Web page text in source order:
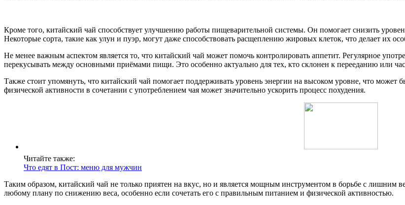
Кроме того, китайский чай способствует улучшению работы пищеварительной системы. Он помогает снизить
Некоторые сорта, такие как улун и пуэр, могут даже способствовать расщеплению жировых клеток, что делает их
Не менее важным аспектом является то, что китайский чай может помочь контролировать аппетит. Регулярное
перекусывать между основными приёмами пищи. Это особенно актуально для тех, кто склонен к перееданию или
Также стоит упомянуть, что китайский чай помогает поддерживать уровень энергии на высоком уровне, что может
физической активности в сочетании с употреблением чая может значительно ускорить процесс похудения.
Читайте также:
Что едят в Пост: меню для мужчин
Таким образом, китайский чай не только приятен на вкус, но и является мощным инструментом в борьбе с лишним
любому плану по снижению веса, особенно если сочетать его с правильным питанием и физической активностью.